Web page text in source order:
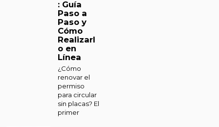
: Guía
Paso a
Paso y
Cómo
Realizarl
o en
Línea
¿Cómo
renovar el
permiso
para circular
sin placas? El
primer